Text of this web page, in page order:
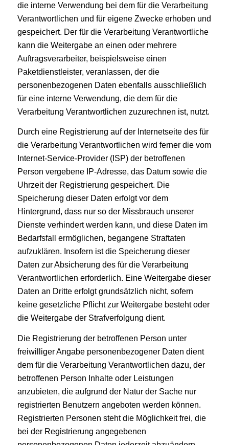
die interne Verwendung bei dem für die Verarbeitung
Verantwortlichen und für eigene Zwecke erhoben und
gespeichert. Der für die Verarbeitung Verantwortliche
kann die Weitergabe an einen oder mehrere
Auftragsverarbeiter, beispielsweise einen
Paketdienstleister, veranlassen, der die
personenbezogenen Daten ebenfalls ausschließlich
für eine interne Verwendung, die dem für die
Verarbeitung Verantwortlichen zuzurechnen ist, nutzt.
Durch eine Registrierung auf der Internetseite des für
die Verarbeitung Verantwortlichen wird ferner die vom
Internet-Service-Provider (ISP) der betroffenen
Person vergebene IP-Adresse, das Datum sowie die
Uhrzeit der Registrierung gespeichert. Die
Speicherung dieser Daten erfolgt vor dem
Hintergrund, dass nur so der Missbrauch unserer
Dienste verhindert werden kann, und diese Daten im
Bedarfsfall ermöglichen, begangene Straftaten
aufzuklären. Insofern ist die Speicherung dieser
Daten zur Absicherung des für die Verarbeitung
Verantwortlichen erforderlich. Eine Weitergabe dieser
Daten an Dritte erfolgt grundsätzlich nicht, sofern
keine gesetzliche Pflicht zur Weitergabe besteht oder
die Weitergabe der Strafverfolgung dient.
Die Registrierung der betroffenen Person unter
freiwilliger Angabe personenbezogener Daten dient
dem für die Verarbeitung Verantwortlichen dazu, der
betroffenen Person Inhalte oder Leistungen
anzubieten, die aufgrund der Natur der Sache nur
registrierten Benutzern angeboten werden können.
Registrierten Personen steht die Möglichkeit frei, die
bei der Registrierung angegebenen